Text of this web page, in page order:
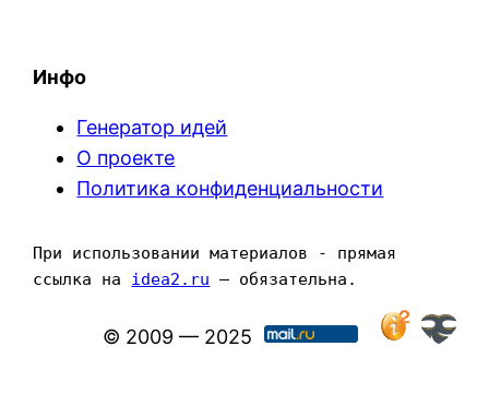
Инфо
Генератор идей
О проекте
Политика конфиденциальности
При использовании материалов - прямая
ссылка на idea2.ru — обязательна.
© 2009 — 2025